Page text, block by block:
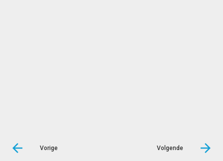
Vorige Volgende